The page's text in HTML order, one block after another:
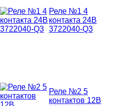
Реле №1 4
контакта 24В
3722040-Q3
Реле №2 5
контактов 12В